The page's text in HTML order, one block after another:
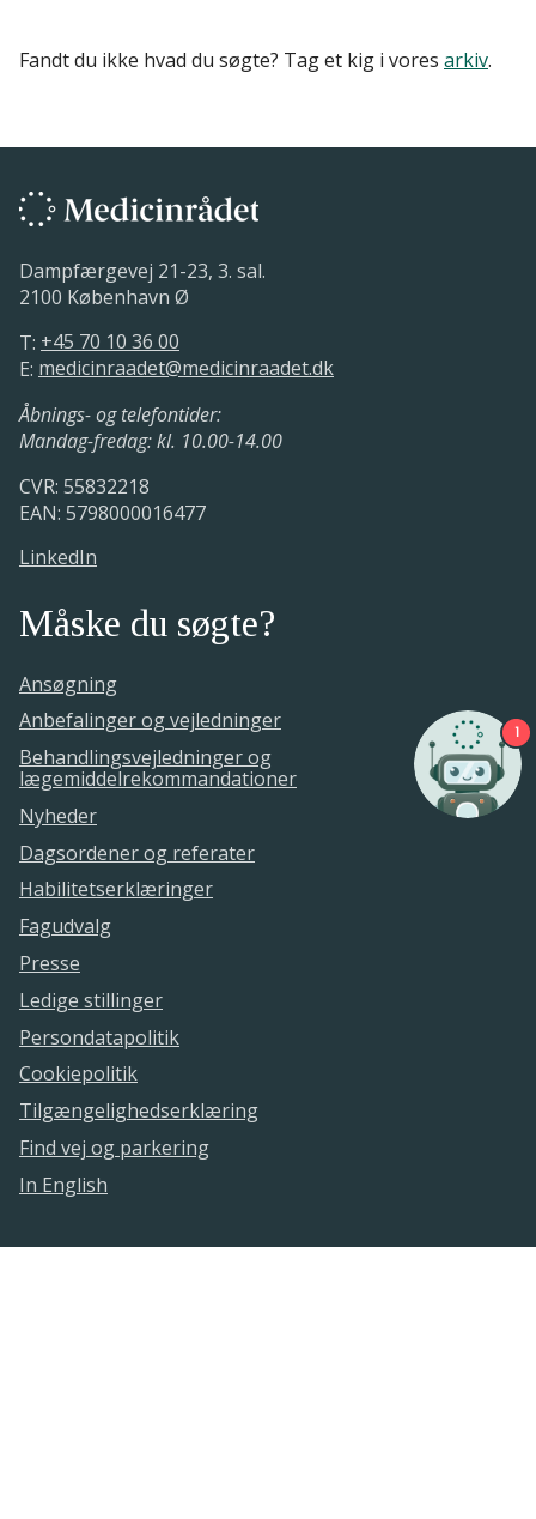
Fandt du ikke hvad du søgte? Tag et kig i vores arkiv.
Dampfærgevej 21-23, 3. sal.
2100 København Ø
T: +45 70 10 36 00
E: medicinraadet@medicinraadet.dk
Åbnings- og telefontider:
Mandag-fredag: kl. 10.00-14.00
CVR: 55832218
EAN: 5798000016477
LinkedIn
Måske du søgte?
Ansøgning
Anbefalinger og vejledninger
Behandlingsvejledninger og
lægemiddelrekommandationer
Nyheder
Dagsordener og referater
Habilitetserklæringer
Fagudvalg
Presse
Ledige stillinger
Persondatapolitik
Cookiepolitik
Tilgængelighedserklæring
Find vej og parkering
In English
1